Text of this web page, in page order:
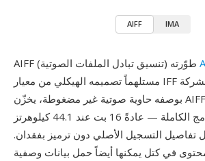
AIFF IMA
مستلهماً تصميمه الهيكلي من معيار IFF لشركة Electronic Arts.
بوصفه حاوية صوتية غير مضغوطة، يخزّن AIFF بيانات PCM الخطية
بجودة القرص المدمج الكاملة — عادةً 16 بت عند 44.1 كيلوهرتز
التسجيل الأصلي دون ترميز بفقدان.
في كتل يمكنها أيضاً حمل بيانات وصفية